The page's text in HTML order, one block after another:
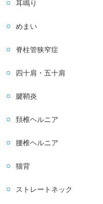
耳鳴り
めまい
脊柱管狭窄症
四十肩・五十肩
腱鞘炎
頚椎ヘルニア
腰椎ヘルニア
猫背
ストレートネック